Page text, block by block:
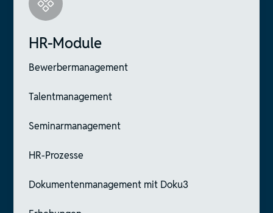
HR-Module
Bewerbermanagement
Talentmanagement
Seminarmanagement
HR-Prozesse
Dokumentenmanagement mit Doku3